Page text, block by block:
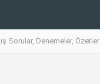
Sorular, Denemeler, Özetler